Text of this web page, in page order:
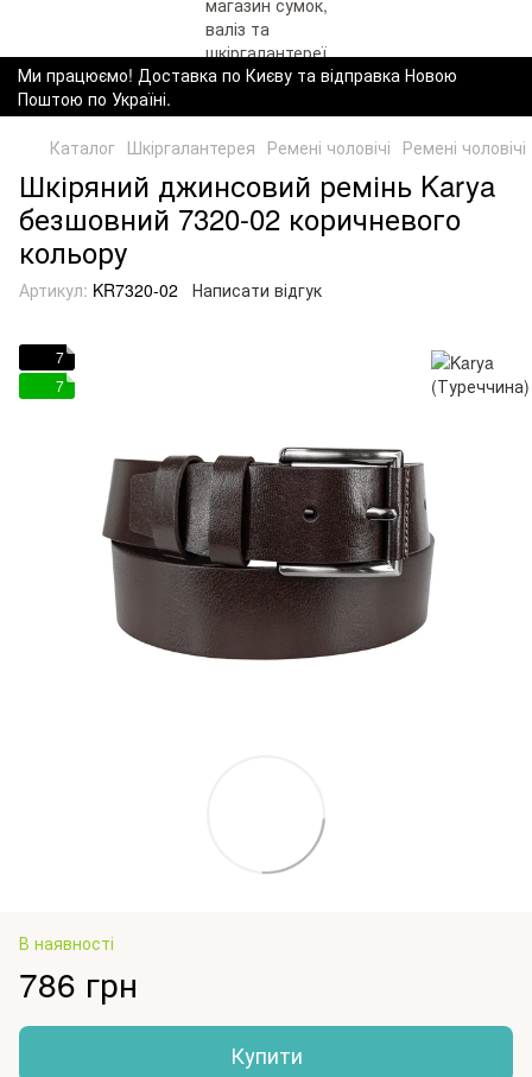
Ми працюємо! Доставка по Києву та відправка Новою
Поштою по Україні.
Каталог Шкіргалантерея Ремені чоловічі Ремені
Шкіряний джинсовий ремінь Karya
безшовний 7320-02 коричневого
кольору
Артикул: KR7320-02 Написати відгук
7
7
В наявності
786 грн
Купити